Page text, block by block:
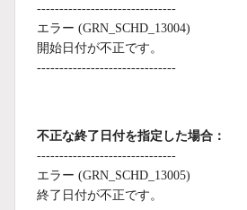
-------------------------------
エラー (GRN_SCHD_13004)
開始日付が不正です。
-------------------------------
不正な終了日付を指定した場合 ：
-------------------------------
エラー (GRN_SCHD_13005)
終了日付が不正です。